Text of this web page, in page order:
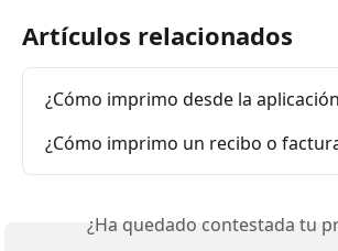
Artículos relacionados
¿Cómo imprimo desde la
¿Cómo imprimo un recibo o
¿Ha quedado contestada tu